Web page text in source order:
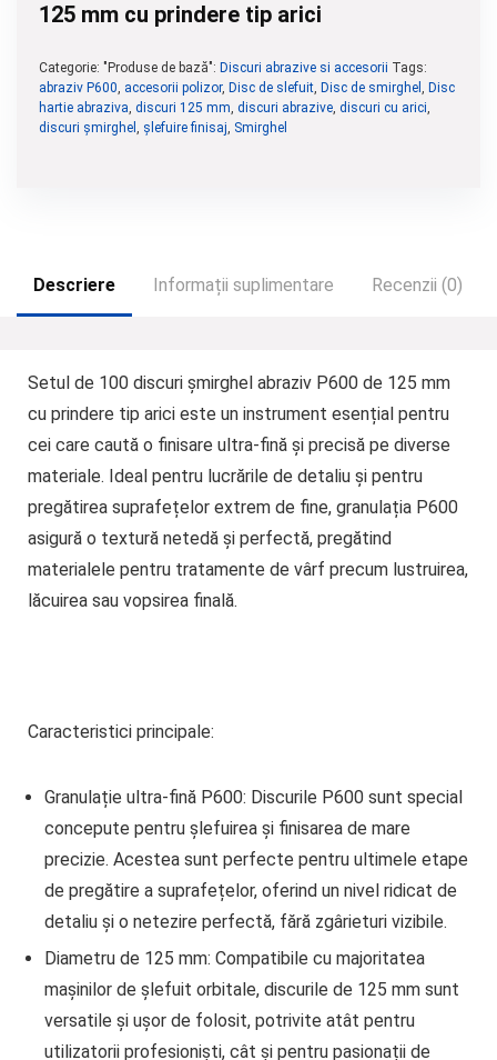
125 mm cu prindere tip arici
Categorie: "Produse de bază": Discuri abrazive si accesorii Tags:
abraziv P600, accesorii polizor, Disc de slefuit, Disc de smirghel , Disc
hartie abraziva, discuri 125 mm, discuri abrazive, discuri cu arici,
discuri șmirghel , șlefuire finisaj, Smirghel
Descriere Informații suplimentare Recenzii (0)
Setul de 100 discuri șmirghel abraziv P600 de 125 mm
cu prindere tip aricieste un instrument esențial pentru
cei care caută o finisare ultra-fină și precisă pe diverse
materiale. Ideal pentru lucrările de detaliu și pentru
pregătirea suprafețelor extrem de fine, granulația P600
asigură o textură netedă și perfectă, pregătind
materialele pentru tratamente de vârf precum lustruirea,
lăcuirea sau vopsirea finală.
Caracteristici principale:
Granulație ultra-fină P600: Discurile P600 sunt special
concepute pentru șlefuirea și finisarea de mare
precizie. Acestea sunt perfecte pentru ultimele etape
de pregătire a suprafețelor, oferind un nivel ridicat de
detaliu și o netezire perfectă, fără zgârieturi vizibile.
Diametru de 125 mm: Compatibile cu majoritatea
mașinilor de șlefuit orbitale, discurile de 125 mmsunt
versatile și ușor de folosit, potrivite atât pentru
utilizatorii profesioniști, cât și pentru pasionații de